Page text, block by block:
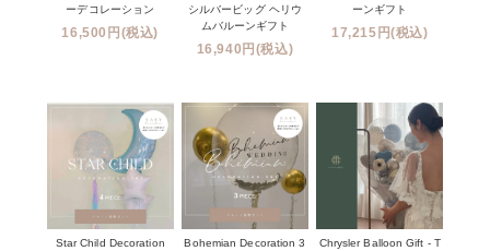
ーデコレーション
16,500円(税込)
シルバービッグ ヘリウ
ムバルーンギフト
16,940円(税込)
ーンギフト
17,215円(税込)
Star Child Decoration
Bohemian Decoration 3
Chrysler Balloon Gift - T